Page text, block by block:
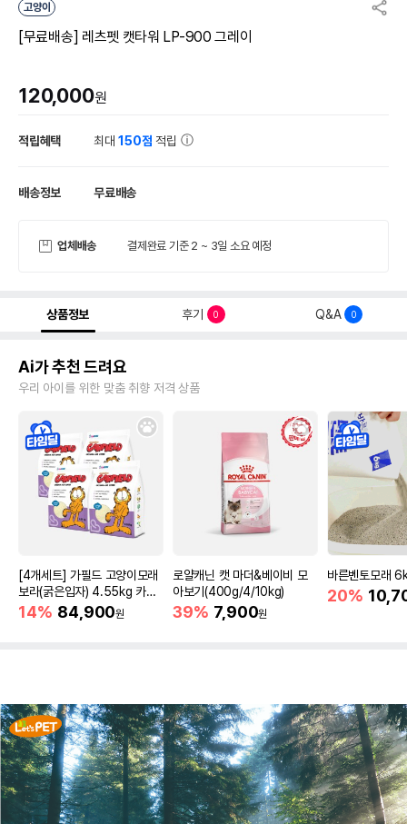
고양이
[무료배송] 레츠펫 캣타워 LP-900 그레이
120,000원
적립혜택 최대150점 적립
배송정보 무료배송
업체배송 결제완료 기준 2 ~ 3일 소요 예정
상품정보 후기 0 Q&A 0
Ai가 추천 드려요
우리 아이를 위한 맞춤 취향 저격 상품
[4개세트] 가필드 고양이모래
보라(굵은입자) 4.55kg 카사
바모래
14% 84,900원
로얄캐닌 캣 마더&베이비 모
아보기(400g/4/10kg)
39% 7,900원
바른벤토모래
20%